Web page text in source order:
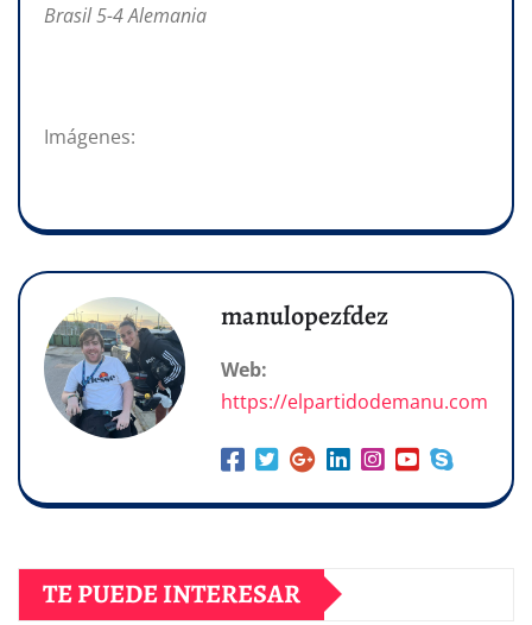
Brasil 5-4 Alemania
Imágenes:
manulopezfdez
Web:
https://elpartidodemanu.com
TE PUEDE INTERESAR